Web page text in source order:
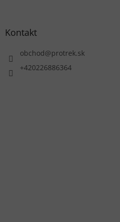
Kontakt
obchod@protrek.sk
+420226886364